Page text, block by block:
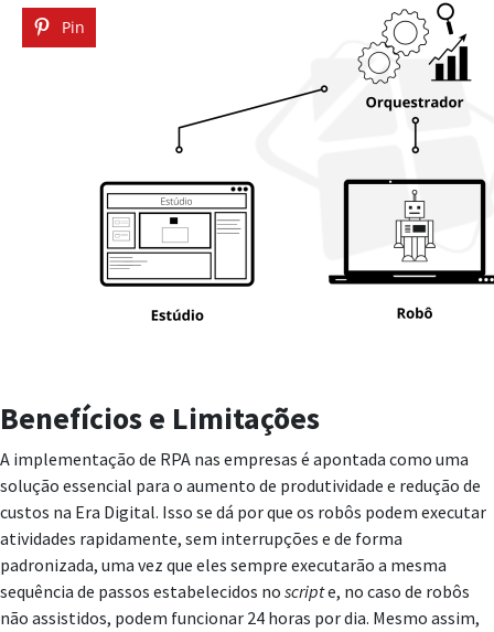
Pin
Benefícios e Limitações
A implementação de RPA nas empresas é apontada como uma
solução essencial para o aumento de produtividade e redução de
custos na Era Digital. Isso se dá por que os robôs podem executar
atividades rapidamente, sem interrupções e de forma
padronizada, uma vez que eles sempre executarão a mesma
sequência de passos estabelecidos no scripte, no caso de robôs
não assistidos, podem funcionar 24 horas por dia. Mesmo assim,